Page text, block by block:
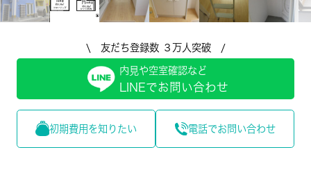
\ 友だち登録数 ３万人突破 /
内見や空室確認など
LINEでお問い合わせ
初期費用を知りたい 電話でお問い合わせ